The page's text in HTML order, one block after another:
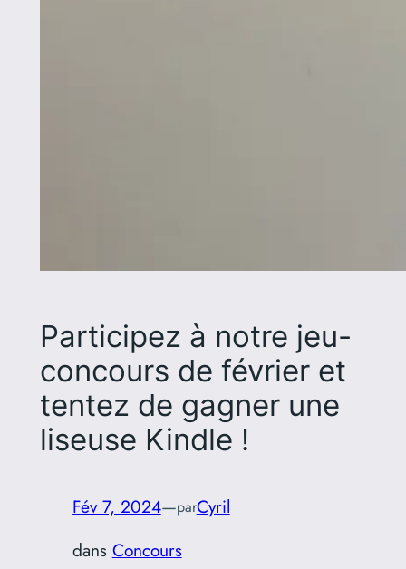
Participez à notre jeu-
concours de février et
tentez de gagner une
liseuse Kindle !
Fév 7, 2024—parCyril
dans Concours